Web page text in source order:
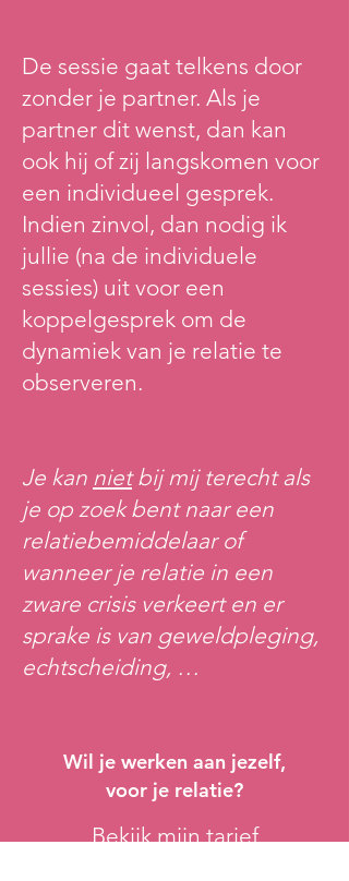
De sessie gaat telkens door
zonder je partner. Als je
partner dit wenst, dan kan
ook hij of zij langskomen voor
een individueel gesprek.
Indien zinvol, dan nodig ik
jullie (na de individuele
sessies) uit voor een
koppelgesprek om de
dynamiek van je relatie te
observeren.
Je kan nietbij mij terecht als
je op zoek bent naar een
relatiebemiddelaar of
wanneer je relatie in een
zware crisis verkeert en er
sprake is van geweldpleging,
echtscheiding, …
Wil je werken aan jezelf,
voor je relatie?
Bekijk mijn tarief